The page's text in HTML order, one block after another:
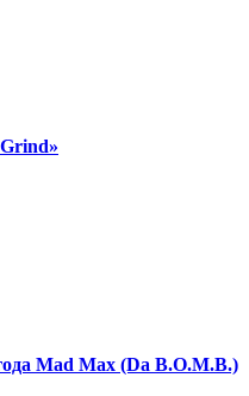
Mad Max (Da B.O.M.B.)